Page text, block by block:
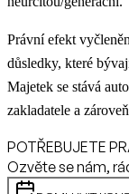
Právní efekt
důsledky, které
Majetek se stává
zakladatele a
POTŘEBUJETE
Ozvěte se nám,